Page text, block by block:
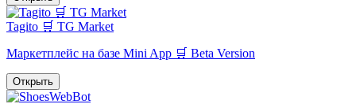
Tagito 🛒 TG Market
Маркетплейс на базе Mini App 🛒 Beta Version
Открыть